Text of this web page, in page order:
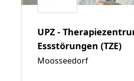
UPZ -
Essstörungen (TZE)
Moosseedorf